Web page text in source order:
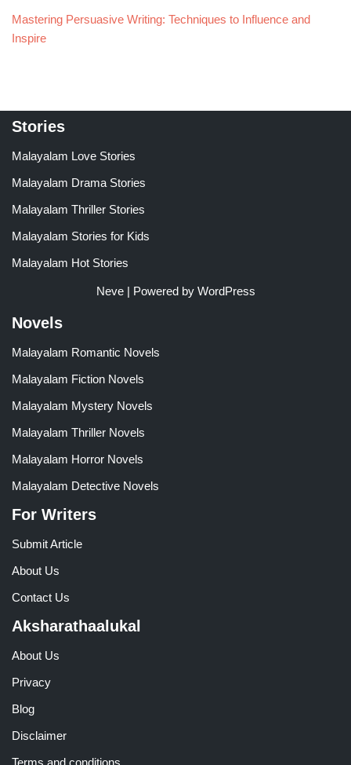
Mastering Persuasive Writing: Techniques to Influence and
Inspire
Stories
Malayalam Love Stories
Malayalam Drama Stories
Malayalam Thriller Stories
Malayalam Stories for Kids
Malayalam Hot Stories
Neve| Powered by WordPress
Novels
Malayalam Romantic Novels
Malayalam Fiction Novels
Malayalam Mystery Novels
Malayalam Thriller Novels
Malayalam Horror Novels
Malayalam Detective Novels
For Writers
Submit Article
About Us
Contact Us
Aksharathaalukal
About Us
Privacy
Blog
Disclaimer
Terms and conditions